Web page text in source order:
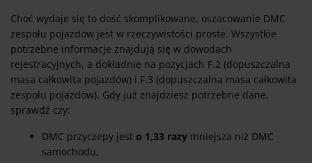
Choć wydaje się to dość skomplikowane, oszacowanie DMC
zespołu pojazdów jest w rzeczywistości proste. Wszystkie
potrzebne informacje znajdują się w dowodach
rejestracyjnych, a dokładnie na pozycjach F.2 (dopuszczalna
masa całkowita pojazdów) i F.3 (dopuszczalna masa całkowita
zespołu pojazdów). Gdy już znajdziesz potrzebne dane,
sprawdź czy:
DMC przyczepy jest o 1,33 razy mniejsza niż DMC
samochodu,